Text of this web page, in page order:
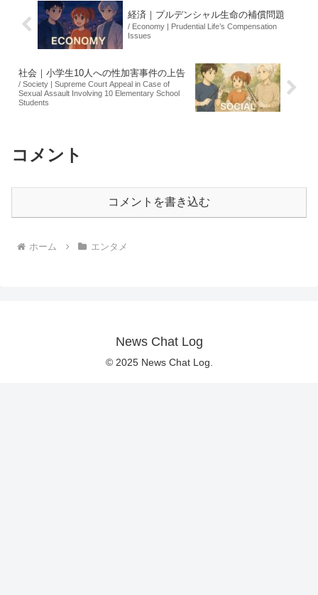
経済｜プルデンシャル生命の補償問題
/ Economy | Prudential Life’s Compensation
Issues
社会｜小学生10人への性加害事件の上告
/ Society | Supreme Court Appeal in Case of
Sexual Assault Involving 10 Elementary School
Students
コメント
コメントを書き込む
ホーム エンタメ
News Chat Log
© 2025 News Chat Log.